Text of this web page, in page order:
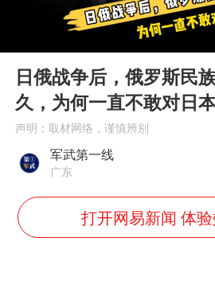
香港宏福苑
实时追踪台
浙江台州《
女主硬加吻
郑丽文：
董璇小酒窝
Play
日俄战争后，俄罗斯民
久，为何一直不敢对日
声明：取材网络，谨慎辨别
军武第一线
广东
打开网易新闻 体